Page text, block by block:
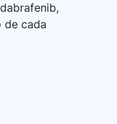
de cada